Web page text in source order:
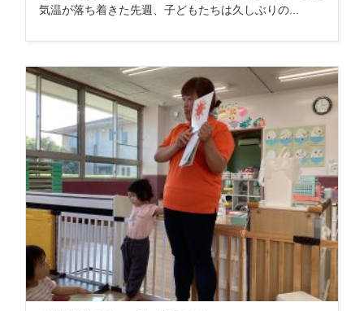
気温が落ち着きた先週、子どもたちは久しぶりの...